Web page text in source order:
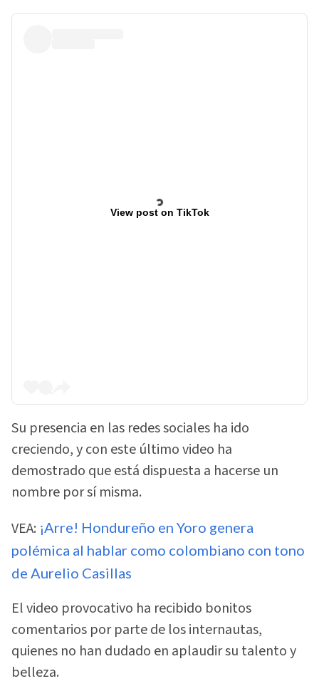
View post on TikTok
Su presencia en las redes sociales ha ido
creciendo, y con este último video ha
demostrado que está dispuesta a hacerse un
nombre por sí misma.
VEA: ¡Arre! Hondureño en Yoro genera
polémica al hablar como colombiano con tono
de Aurelio Casillas
El video provocativo ha recibido bonitos
comentarios por parte de los internautas,
quienes no han dudado en aplaudir su talento y
belleza.